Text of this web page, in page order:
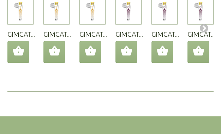
GIMCAT... GIMCAT... GIMCAT... GIMCAT... GIMCAT... GIMCAT...